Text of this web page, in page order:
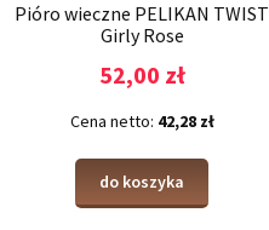
Pióro wieczne PELIKAN TWIST
Girly Rose
52,00 zł
Cena netto: 42,28 zł
do koszyka